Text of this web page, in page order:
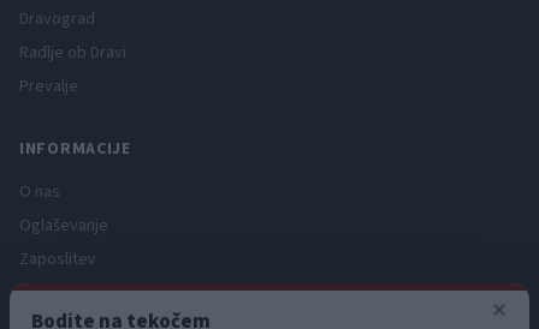
Dravograd
Radlje ob Dravi
Prevalje
INFORMACIJE
O nas
Oglaševanje
Zaposlitev
Pravno obvestilo
×
Bodite na tekočem